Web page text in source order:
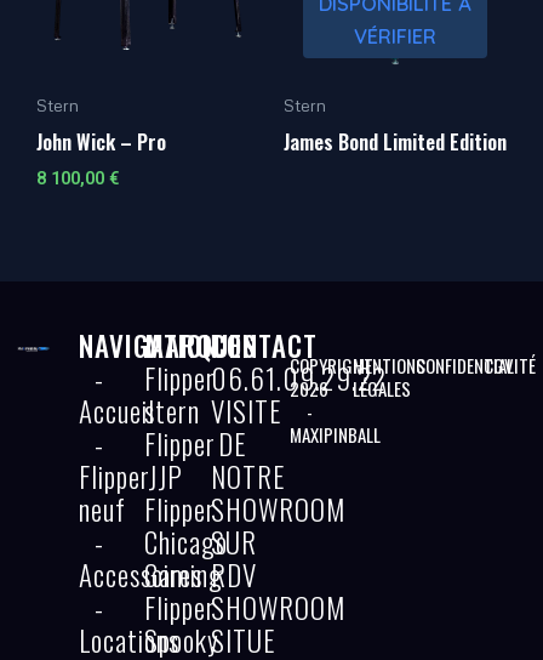
Stern
John Wick – Pro
8 100,00 €
VÉRIFIER
Stern
James Bond Limited Edition
NAVIGATION
-
Accueil
-
Flipper
neuf
-
Accessoires
-
Locations
MARQUES
Flipper
stern
Flipper
JJP
Flipper
Chicago
Gaming
Flipper
Spooky
CONTACT
06.61.09.29.22
VISITE
DE
NOTRE
SHOWROOM
SUR
RDV
SHOWROOM
SITUE
COPYRIGHT
2026
-
MAXIPINBALL
MENTIONS
LÉGALES
CONFIDENTIALITÉ
CGV